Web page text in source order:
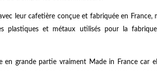
leur cafetière conçue et fabriquée en France,
plastiques et métaux utilisés pour la
en grande partie vraiment Made in France car